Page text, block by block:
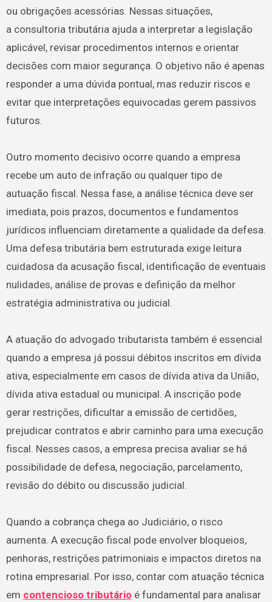
ou obrigações acessórias. Nessas situações,
a consultoria tributária ajuda a interpretar a legislação
aplicável, revisar procedimentos internos e orientar
decisões com maior segurança. O objetivo não é apenas
responder a uma dúvida pontual, mas reduzir riscos e
evitar que interpretações equivocadas gerem passivos
futuros.
Outro momento decisivo ocorre quando a empresa
recebe um auto de infração ou qualquer tipo de
autuação fiscal. Nessa fase, a análise técnica deve ser
imediata, pois prazos, documentos e fundamentos
jurídicos influenciam diretamente a qualidade da defesa.
Uma defesa tributária bem estruturada exige leitura
cuidadosa da acusação fiscal, identificação de eventuais
nulidades, análise de provas e definição da melhor
estratégia administrativa ou judicial.
A atuação do advogado tributarista também é essencial
quando a empresa já possui débitos inscritos em dívida
ativa, especialmente em casos de dívida ativa da União,
dívida ativa estadual ou municipal. A inscrição pode
gerar restrições, dificultar a emissão de certidões,
prejudicar contratos e abrir caminho para uma execução
fiscal. Nesses casos, a empresa precisa avaliar se há
possibilidade de defesa, negociação, parcelamento,
revisão do débito ou discussão judicial.
Quando a cobrança chega ao Judiciário, o risco
aumenta. A execução fiscal pode envolver bloqueios,
penhoras, restrições patrimoniais e impactos diretos na
rotina empresarial. Por isso, contar com atuação técnica
em contencioso tributárioé fundamental para analisar